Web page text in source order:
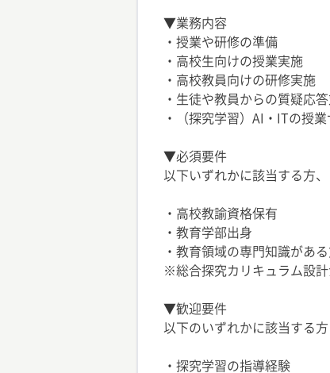
▼業務内容
・授業や研修の準備
・高校生向けの授業実施
・高校教員向けの研修実施
・生徒や教員からの質疑応
・（探究学習）AI・ITの授業
▼必須要件
以下いずれかに該当する方
・高校教諭資格保有
・教育学部出身
・教育領域の専門知識があ
※総合探究カリキュラム設
▼歓迎要件
以下のいずれかに該当する
・探究学習の指導経験